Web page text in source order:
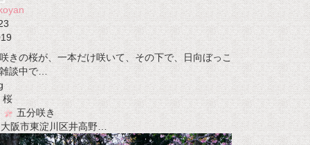
きの桜が、一本だけ咲いて、その下で、日向ぼっこ
談中で…
桜
五分咲き
阪市東淀川区井高野…